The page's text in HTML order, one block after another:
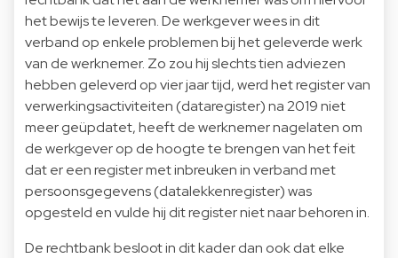
het bewijs te leveren. De werkgever wees in dit
verband op enkele problemen bij het geleverde werk
van de werknemer. Zo zou hij slechts tien adviezen
hebben geleverd op vier jaar tijd, werd het register van
verwerkingsactiviteiten (dataregister) na 2019 niet
meer geüpdatet, heeft de werknemer nagelaten om
de werkgever op de hoogte te brengen van het feit
dat er een register met inbreuken in verband met
persoonsgegevens (datalekkenregister) was
opgesteld en vulde hij dit register niet naar behoren in.
De rechtbank besloot in dit kader dan ook dat elke